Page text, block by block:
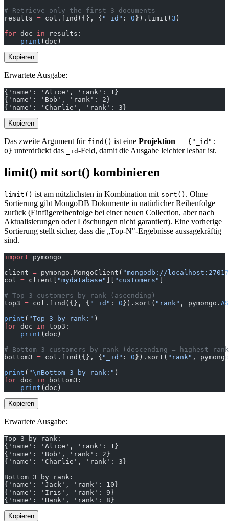
# Retrieve only the first 3 documents
results = col.find({}, { "_id" : 0 }).limit( 3 )
for doc in results:
    print
(doc)
Kopieren
Erwartete Ausgabe:
{'name': 'Alice', 'rank': 1}
{'name': 'Bob', 'rank': 2}
{'name': 'Charlie', 'rank': 3}
Kopieren
Das zweite Argument für find() ist eine Projektion — {"_id":
0} unterdrückt das _id-Feld, damit die Ausgabe leichter lesbar ist.
limit() mit sort() kombinieren
limit() ist am nützlichsten in Kombination mit sort() . Ohne
Sortierung gibt MongoDB Dokumente in natürlicher Reihenfolge
zurück (Einfügereihenfolge bei einer neuen Collection, aber nach
Aktualisierungen oder Löschungen nicht garantiert). Eine vorherige
Sortierung stellt sicher, dass die „Top-N"-Ergebnisse aussagekräftig
sind.
import pymongo
client = pymongo.MongoClient( "mongodb://
col = client[ "mydatabase" "customers"
# Top 3 customers by rank (ascending)
top3 = col.find({}, { "_id" : 0 }).sort( "rank" , pymongo.
print ( "Top 3 by rank:" )
for doc in top3:
    print
(doc)
# Bottom 3 customers by rank (descending = highest
bottom3 = col.find({}, { "_id" : 0 }).sort( "rank" ,
print ( "\nBottom 3 by rank:" )
for doc in bottom3:
    print
(doc)
Kopieren
Erwartete Ausgabe:
Top 3 by rank:
{'name': 'Alice', 'rank': 1}
{'name': 'Bob', 'rank': 2}
{'name': 'Charlie', 'rank': 3}
Bottom 3 by rank:
{'name': 'Jack', 'rank': 10}
{'name': 'Iris', 'rank': 9}
{'name': 'Hank', 'rank': 8}
Kopieren